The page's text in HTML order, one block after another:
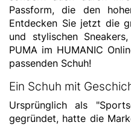
Passform, die den
Entdecken Sie jetzt die
und stylischen
PUMA im HUMANIC
passenden Schuh!
Ein Schuh mit
Ursprünglich als
gegründet, hatte die